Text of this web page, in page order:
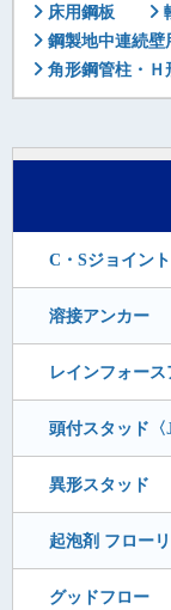
床用鋼板
鋼製地中連続壁
角形鋼管柱・Ｈ
C・Sジョイント
溶接アンカー
レインフォー
頭付スタッド〈
異形スタッド
起泡剤 フロー
グッドフロー